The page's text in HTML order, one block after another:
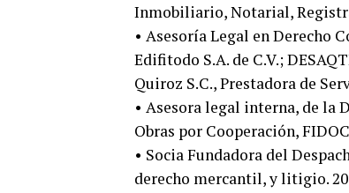
Inmobiliario, Notarial,
• Asesoría Legal en Derecho
Edifitodo S.A. de C.V.;
Quiroz S.C., Prestadora de
• Asesora legal interna, de la
Obras por Cooperación,
• Socia Fundadora del
derecho mercantil, y litigio.